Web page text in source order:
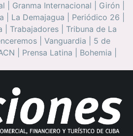
Granma Internacional Girón
La Demajagua Periódico 26
Trabajadores
Tribuna de La
| Vanguardia
5 de
Prensa Latina Bohemia